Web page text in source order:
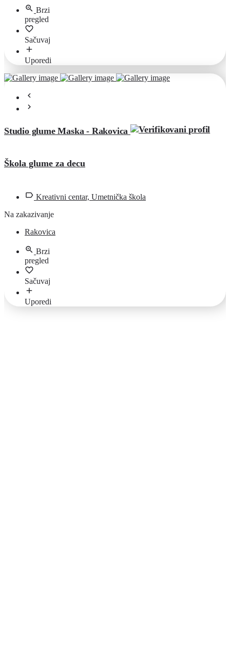
Brzi
pregled
Sačuvaj
Uporedi
Studio glume Maska - Rakovica
Škola glume za decu
Kreativni centar, Umetnička škola
Na zakazivanje
Rakovica
Brzi
pregled
Sačuvaj
Uporedi